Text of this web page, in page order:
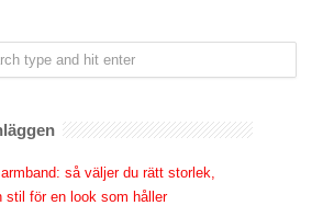
så väljer du rätt storlek,
stil för en look som håller